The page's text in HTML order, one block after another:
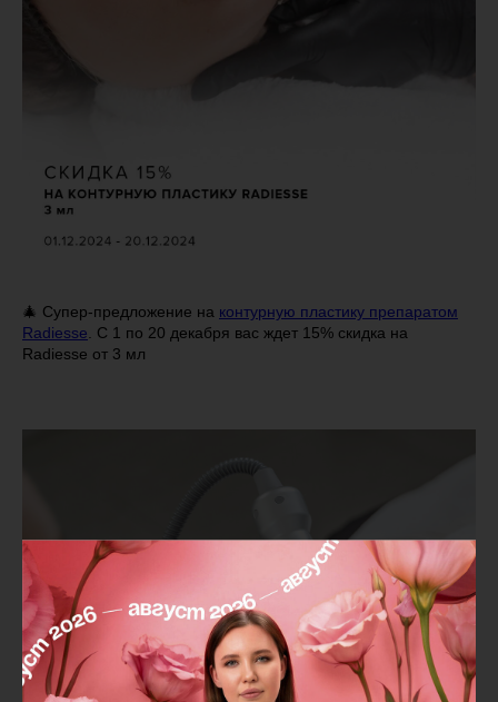
🎄 Супер-предложение на контурную пластику препаратом
Radiesse . С 1 по 20 декабря вас ждет 15% скидка на
Radiesse от 3 мл